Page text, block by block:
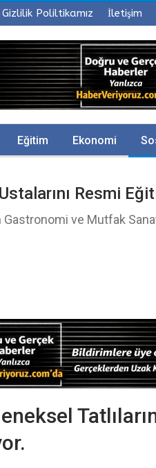
Gizlilik Poliltikamız İletişim
Eğitim Ekonomi
Resmi
ve Mutfak